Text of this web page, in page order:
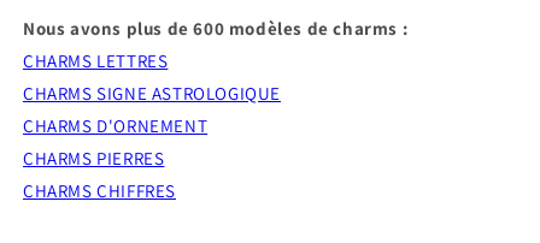
Nous avons plus de 600 modèles de charms :
CHARMS LETTRES
CHARMS SIGNE ASTROLOGIQUE
CHARMS D'ORNEMENT
CHARMS PIERRES
CHARMS CHIFFRES